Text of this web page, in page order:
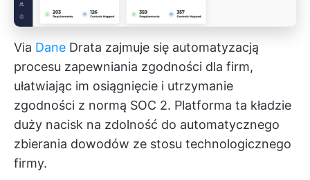
Via Dane Drata zajmuje się automatyzacją
procesu zapewniania zgodności dla firm,
ułatwiając im osiągnięcie i utrzymanie
zgodności z normą SOC 2. Platforma ta kładzie
duży nacisk na zdolność do automatycznego
zbierania dowodów ze stosu technologicznego
firmy.